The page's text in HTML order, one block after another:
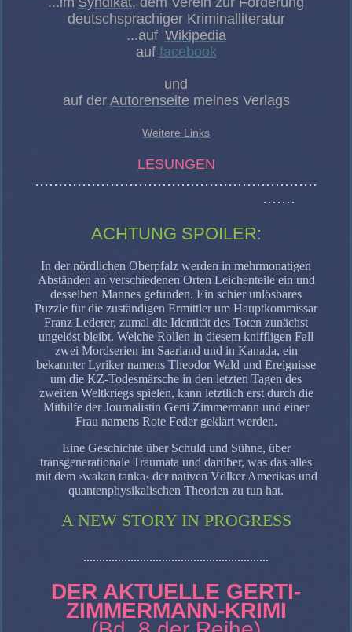
deutschsprachiger Kriminalliteratur
...auf Wikipedia
auf facebook
und
auf der Autorenseite meines Verlags
Weitere Links
LESUNGEN
............................................................
.......
ACHTUNG SPOILER:
In der nördlichen Oberpfalz werden in mehrmonatigen
Abständen an verschiedenen Orten Leichenteile ein und
desselben Mannes gefunden. Ein schier unlösbares
Puzzle für die zuständigen Ermittler um Hauptkommissar
Franz Lederer, zumal die Identität des Toten zunächst
ungelöst bleibt. Welche Rollen in diesem kniffligen Fall
zwei Mordserien im Saarland und in Kanada, ein
bekannter Lyriker namens Theodor Wald und Ereignisse
um die KZ-Todesmärsche in den letzten Tagen des
zweiten Weltkriegs spielen, kann letztlich erst durch die
Mithilfe der Journalistin Gerti Zimmermann und einer
Frau namens Rote Feder geklärt werden.
Eine Geschichte über Schuld und Sühne, über
transgenerationale Traumata und darüber, was das alles
mit dem ›wakan tanka‹ der nativen Völker Amerikas und
quantenphysikalischen Theorien zu tun hat.
A NEW STORY IN PROGRESS
...........................................................
DER AKTUELLE GERTI-
ZIMMERMANN-KRIMI